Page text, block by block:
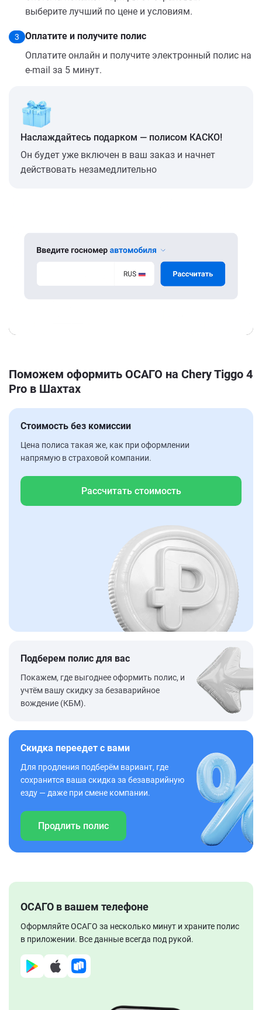
выберите лучший по цене и условиям.
3
Оплатите и получите полис
Оплатите онлайн и получите электронный полис на
e-mail за 5 минут.
Наслаждайтесь подарком — полисом КАСКО!
Он будет уже включен в ваш заказ и начнет
действовать незамедлительно
Поможем оформить ОСАГО на Chery Tiggo 4
Pro в Шахтах
Стоимость без комиссии
Цена полиса такая же, как при оформлении
напрямую в страховой компании.
Рассчитать стоимость
Подберем полис для вас
Покажем, где выгоднее оформить полис, и
учтём вашу скидку за безаварийное
вождение (КБМ).
Скидка переедет с вами
Для продления подберём вариант, где
сохранится ваша скидка за безаварийную
езду — даже при смене компании.
Продлить полис
ОСАГО в вашем телефоне
Оформляйте ОСАГО за несколько минут и храните полис
в приложении. Все данные всегда под рукой.